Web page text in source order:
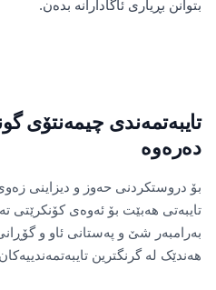
بتوانن بڕیاری ئاگادارانە بدەن.
تایبەتمەندی چیمەنتۆی
دەرەوە
بۆ دروستکردنی حەوز و دیزاینی
تایبەتی هەبێت بۆ ئەوەی کۆنکرێتی
بەرامبەر شێ و پەستانی ئاو و
هەندێک لە گرنگترین